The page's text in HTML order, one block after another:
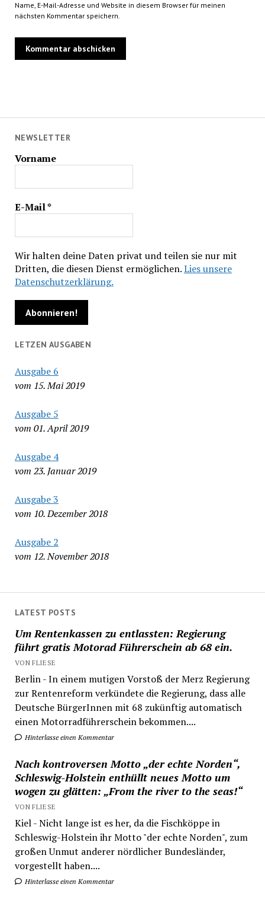
NEWSLETTER
Vorname
E-Mail*
Wir halten deine Daten privat und teilen sie nur mit
Dritten, die diesen Dienst ermöglichen.Lies unsere
Datenschutzerklärung.
LETZEN AUSGABEN
Ausgabe 6
vom 15. Mai 2019
Ausgabe 5
vom 01. April 2019
Ausgabe 4
vom 23. Januar 2019
Ausgabe 3
vom 10. Dezember 2018
Ausgabe 2
vom 12. November 2018
Name, E-Mail-Adresse und Website in diesem Browser für meinen
nächsten Kommentar speichern.
LATEST POSTS
Um Rentenkassen zu entlassten: Regierung
führt gratis Motorad Führerschein ab 68 ein.
VON FLIESE
Berlin - In einem mutigen Vorstoß der Merz Regierung
zur Rentenreform verkündete die Regierung, dass alle
Deutsche BürgerInnen mit 68 zukünftig automatisch
einen Motorradführerschein bekommen....
Hinterlasse einen Kommentar
Nach kontroversen Motto „der echte Norden“,
Schleswig-Holstein enthüllt neues Motto um
wogen zu glätten: „From the river to the seas!“
VON FLIESE
Kiel - Nicht lange ist es her, da die Fischköppe in
Schleswig-Holstein ihr Motto "der echte Norden", zum
großen Unmut anderer nördlicher Bundesländer,
vorgestellt haben....
Hinterlasse einen Kommentar